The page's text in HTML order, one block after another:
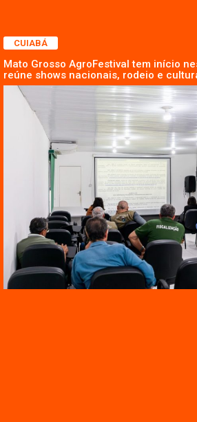
CUIABÁ
Mato Grosso AgroFestival tem início
reúne shows nacionais, rodeio e